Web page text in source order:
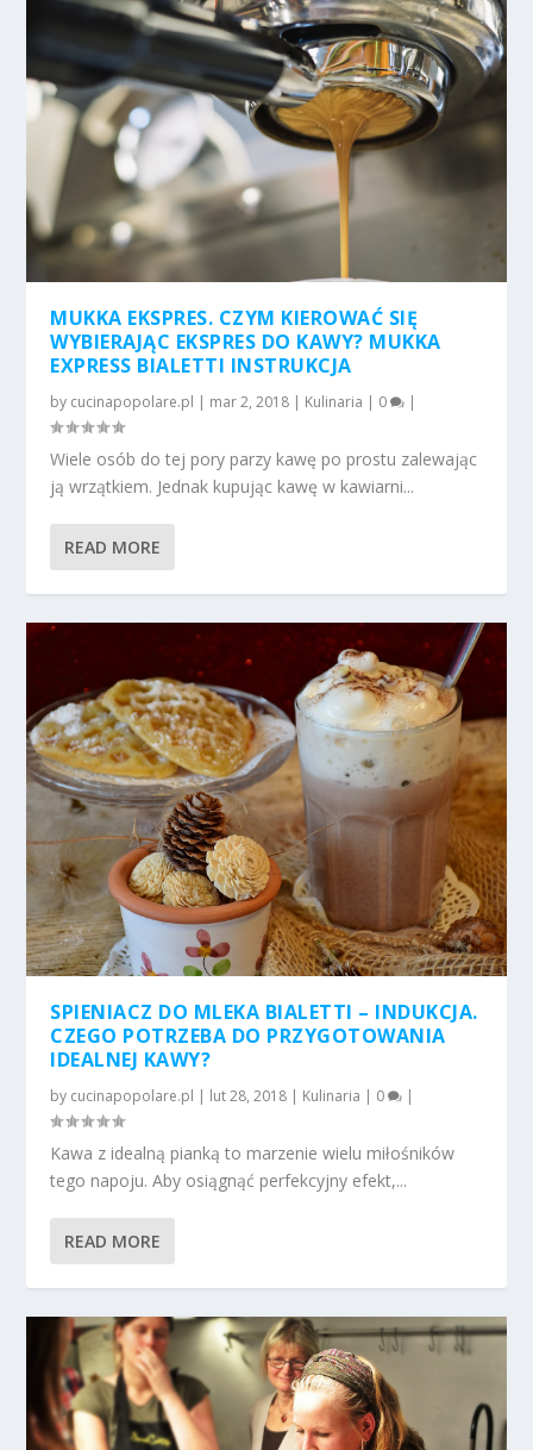
MUKKA EKSPRES. CZYM KIEROWAĆ SIĘ
WYBIERAJĄC EKSPRES DO KAWY? MUKKA
EXPRESS BIALETTI INSTRUKCJA
by cucinapopolare.pl | mar 2, 2018 | Kulinaria | 0 |
Wiele osób do tej pory parzy kawę po prostu zalewając
ją wrzątkiem. Jednak kupując kawę w kawiarni...
READ MORE
SPIENIACZ DO MLEKA BIALETTI – INDUKCJA.
CZEGO POTRZEBA DO PRZYGOTOWANIA
IDEALNEJ KAWY?
by cucinapopolare.pl | lut 28, 2018 | Kulinaria | 0 |
Kawa z idealną pianką to marzenie wielu miłośników
tego napoju. Aby osiągnąć perfekcyjny efekt,...
READ MORE